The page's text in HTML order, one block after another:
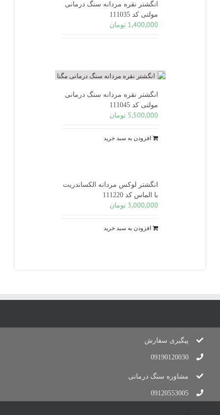
انگشتر نقره مردانه سنگ درمانی
مولتی کد 111035
1,400,000 تومان
انگشتر نقره مردانه سنگ درمانی
مولتی کد 111045
5,500,000 تومان
افزودن به سبد خرید
انگشتر لوکس مردانه الکساندریت
با الماس کد 111220
3,000,000 تومان
افزودن به سبد خرید
پیگیری سفارش
09190120030
مشاوره سنگ درمانی
09120553005